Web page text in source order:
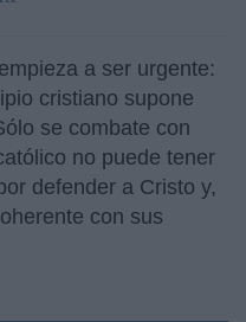
a ser urgente:
cristiano supone
se combate con
no puede tener
defender a Cristo y,
con sus